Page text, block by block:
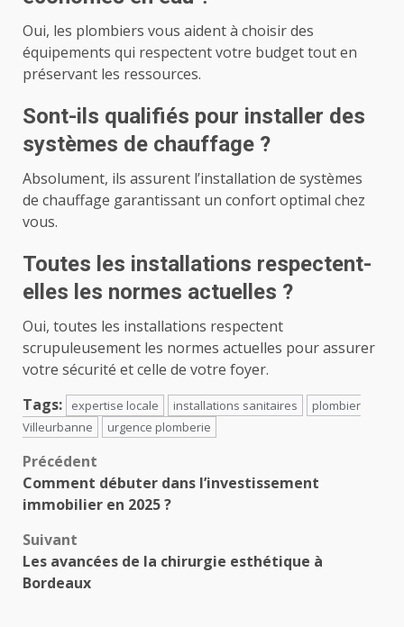
Oui, les plombiers vous aident à choisir des
équipements qui respectent votre budget tout en
préservant les ressources.
Sont-ils qualifiés pour installer des
systèmes de chauffage ?
Absolument, ils assurent l’installation de systèmes
de chauffage garantissant un confort optimal chez
vous.
Toutes les installations respectent-
elles les normes actuelles ?
Oui, toutes les installations respectent
scrupuleusement les normes actuelles pour assurer
votre sécurité et celle de votre foyer.
Tags:
expertise locale installations sanitaires
plombier
Villeurbanne
urgence plomberie
Navigation
d’article
Précédent
Comment débuter dans l’investissement
immobilier en 2025 ?
Suivant
Les avancées de la chirurgie esthétique à
Bordeaux